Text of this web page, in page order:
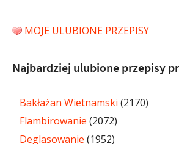
MOJE ULUBIONE PRZEPISY
Najbardziej ulubione przepisy
Bakłażan Wietnamski (2170)
Flambirowanie (2072)
Deglasowanie (1952)